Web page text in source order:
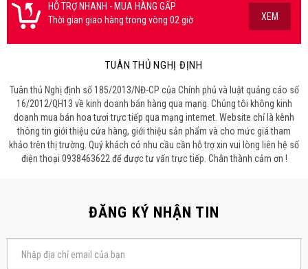
HỖ TRỢ NHANH - MUA HÀNG GẤP
Thời gian giao hàng trong vòng 02 giờ
XEM
TUÂN THỦ NGHỊ ĐỊNH
Tuân thủ Nghị định số 185/2013/NĐ-CP của Chính phủ và luật quảng cáo số
16/2012/QH13 về kinh doanh bán hàng qua mạng. Chúng tôi không kinh
doanh mua bán hoa tươi trực tiếp qua mạng internet. Website chỉ là kênh
thông tin giới thiệu cửa hàng, giới thiệu sản phẩm và cho mức giá tham
khảo trên thị trường. Quý khách có nhu cầu cần hỗ trợ xin vui lòng liên hệ số
điện thoại 0938463622 để được tư vấn trực tiếp. Chân thành cảm ơn !
ĐĂNG KÝ NHẬN TIN